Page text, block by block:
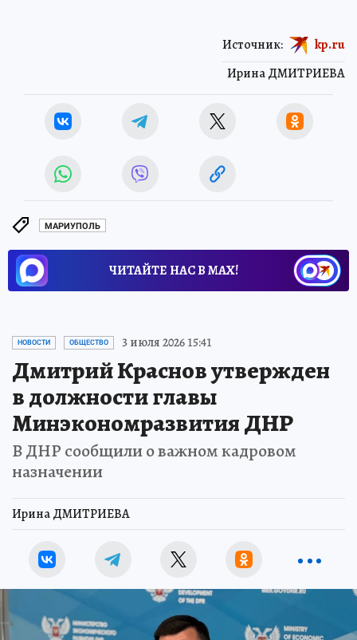
Ирина ДМИТРИЕВА
Источник: kp.ru
МАРИУПОЛЬ
ЧИТАЙТЕ НАС В МАХ!
НОВОСТИ ОБЩЕСТВО 3 июля 2026 15:41
Дмитрий Краснов утвержден
в должности главы
Минэкономразвития ДНР
В ДНР сообщили о важном кадровом
назначении
Ирина ДМИТРИЕВА